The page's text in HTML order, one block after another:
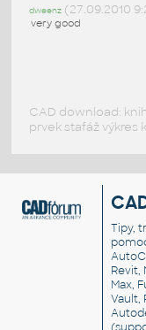
dweenz (27.09.2010
very good
CAD download:
prvek stafáž výkres
Tipy,
Revit,
Max,
Vault,